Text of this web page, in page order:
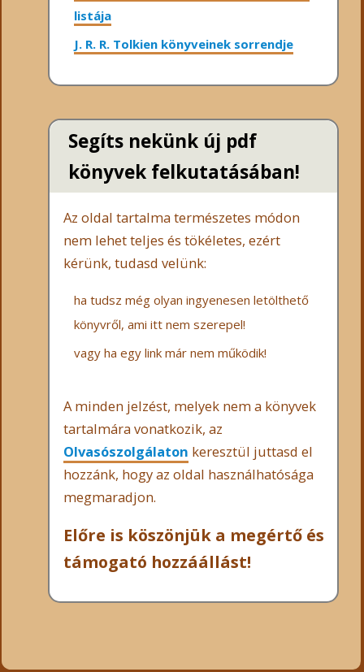
listája
J. R. R. Tolkien könyveinek sorrendje
Segíts nekünk új pdf
könyvek felkutatásában!
Az oldal tartalma természetes módon
nem lehet teljes és tökéletes, ezért
kérünk, tudasd velünk:
ha tudsz még olyan ingyenesen letölthető
könyvről, ami itt nem szerepel!
vagy ha egy link már nem működik!
A minden jelzést, melyek nem a könyvek
tartalmára vonatkozik, az
Olvasószolgálaton keresztül juttasd el
hozzánk, hogy az oldal használhatósága
megmaradjon.
Előre is köszönjük a megértő és
támogató hozzáállást!